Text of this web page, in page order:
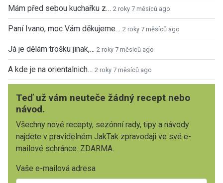
Mám před sebou kuchařku z… 2 roky 7 měsíců ago
Paní Ivano, moc Vám děkujeme… 2 roky 7 měsíců ago
Já je dělám trošku jinak,… 2 roky 7 měsíců ago
A kde je na orientalnich… 2 roky 7 měsíců ago
Teď už vám neuteče žádný recept nebo
návod.
Všechny nové recepty, sezónní rady, tipy a návody
najdete v pravidelném JakTak zpravodaji ve své e-
mailové schránce. ZDARMA.
Vaše e-mailová adresa